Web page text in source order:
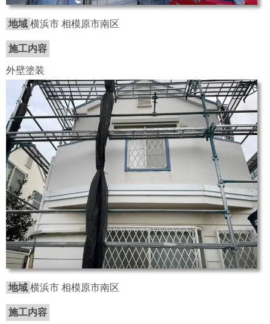
地域 横浜市 相模原市南区
施工内容
外壁塗装
地域 横浜市 相模原市南区
施工内容